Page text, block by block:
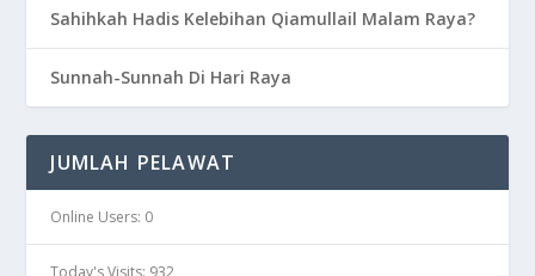
Sahihkah Hadis Kelebihan Qiamullail Malam Raya?
Sunnah-Sunnah Di Hari Raya
JUMLAH PELAWAT
Online Users: 0